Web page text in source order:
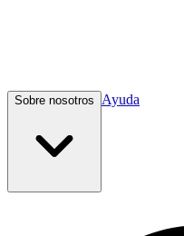
Sobre nosotros Ayuda